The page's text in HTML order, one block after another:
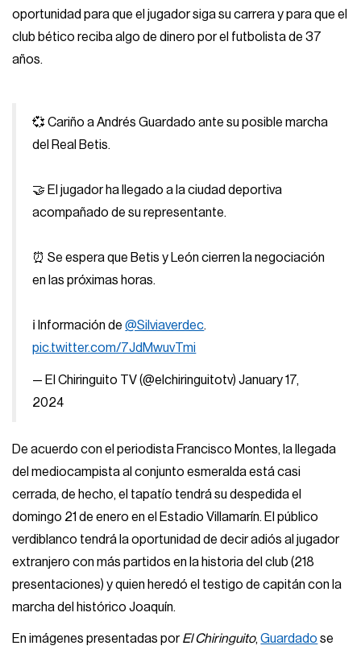
oportunidad para que el jugador siga su carrera y para que el
club bético reciba algo de dinero por el futbolista de 37
años.
💞 Cariño a Andrés Guardado ante su posible marcha
del Real Betis.
🤝 El jugador ha llegado a la ciudad deportiva
acompañado de su representante.
⏰ Se espera que Betis y León cierren la negociación
en las próximas horas.
ℹ️ Información de@Silviaverdec.
pic.twitter.com/7JdMwuvTmi
— El Chiringuito TV (@elchiringuitotv)January 17,
2024
De acuerdo con el periodista Francisco Montes, la llegada
del mediocampista al conjunto esmeralda está casi
cerrada, de hecho, el tapatío tendrá su despedida el
domingo 21 de enero en el Estadio Villamarín. El público
verdiblanco tendrá la oportunidad de decir adiós al jugador
extranjero con más partidos en la historia del club (218
presentaciones) y quien heredó el testigo de capitán con la
marcha del histórico Joaquín.
En imágenes presentadas porEl Chiringuito,Guardado se